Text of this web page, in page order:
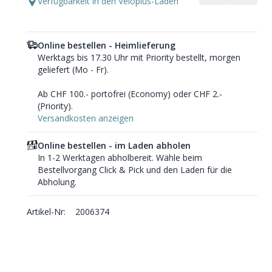
Online bestellen - Heimlieferung
Werktags bis 17.30 Uhr mit Priority bestellt, morgen
geliefert (Mo - Fr).
Ab CHF 100.- portofrei (Economy) oder CHF 2.-
(Priority).
Versandkosten anzeigen
Online bestellen - im Laden abholen
In 1-2 Werktagen abholbereit. Wähle beim
Bestellvorgang Click & Pick und den Laden für die
Abholung.
Artikel-Nr: 2006374